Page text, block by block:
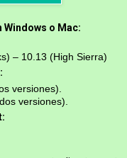
o Mac:
– 10.13 (High Sierra)
versiones).
versiones).